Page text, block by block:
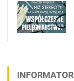
INFORMATOR